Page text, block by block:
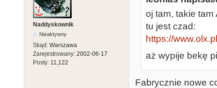
Naddyskownik
Nieaktywny
Skąd: Warszawa
Zarejestrowany: 2002-06-17
Posty: 11,122
oj tam, takie tam
tu jest czad:
https://
aż wypije bekę
Fabrycznie nowe